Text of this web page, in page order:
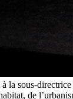
la sous-directrice
de